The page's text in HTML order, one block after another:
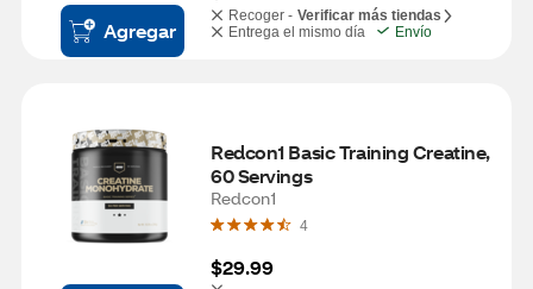
Agregar
Recoger - Verificar más tiendas
Entrega el mismo día
Envío
Redcon1 Basic Training Creatine,
60 Servings
Redcon1
4
$29.99